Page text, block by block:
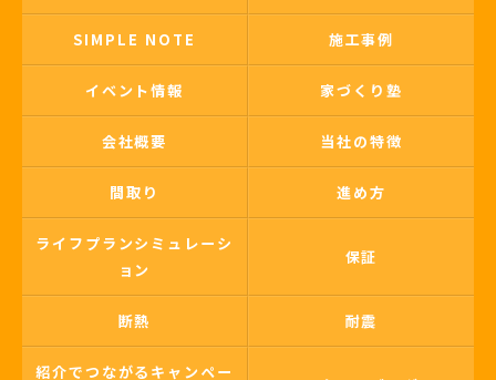
SIMPLE NOTE 施工事例
イベント情報 家づくり塾
会社概要 当社の特徴
間取り 進め方
ライフプランシミュレーシ
ョン
保証
断熱 耐震
紹介でつながるキャンペー